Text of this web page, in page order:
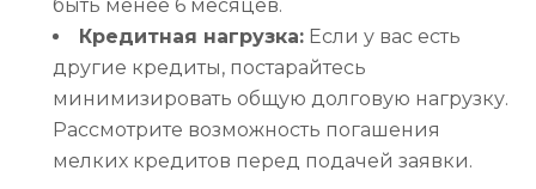
быть менее 6 месяцев.
Кредитная нагрузка: Если у вас есть
другие кредиты, постарайтесь
минимизировать общую долговую нагрузку.
Рассмотрите возможность погашения
мелких кредитов перед подачей заявки.